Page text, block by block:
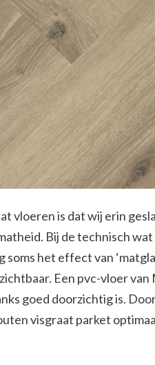
vloeren is dat wij erin
Bij de technisch
het effect van
Een pvc-vloer
goed doorzichtig is.
visgraat parket